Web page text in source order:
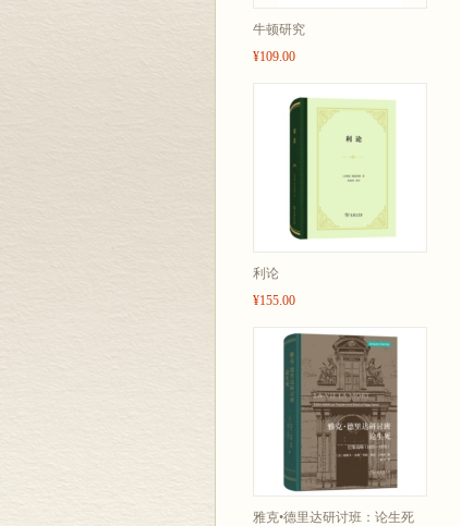
牛顿研究
¥109.00
利论
¥155.00
雅克•德里达研讨班：论生死